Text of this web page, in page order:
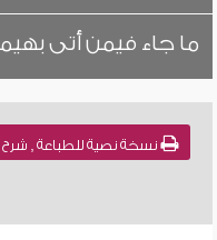
ما جاء فيمن أتى